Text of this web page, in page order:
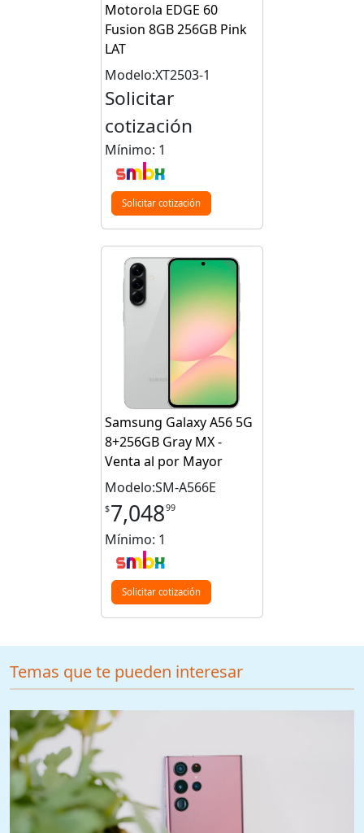
Motorola EDGE 60
Fusion 8GB 256GB Pink
LAT
Modelo:XT2503-1
Solicitar
cotización
Mínimo: 1
Solicitar cotización
Samsung Galaxy A56 5G
8+256GB Gray MX -
Venta al por Mayor
Modelo:SM-A566E
$7,04899
Mínimo: 1
Solicitar cotización
Temas que te pueden interesar